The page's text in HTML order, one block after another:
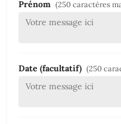
Prénom (250 caractères
Date (facultatif) (250